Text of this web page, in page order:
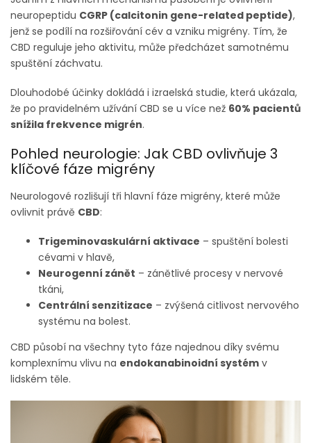
neuropeptidu CGRP (calcitonin gene-related peptide),
jenž se podílí na rozšiřování cév a vzniku migrény. Tím, že
CBD reguluje jeho aktivitu, může předcházet samotnému
spuštění záchvatu.
Dlouhodobé účinky dokládá i izraelská studie, která ukázala,
že po pravidelném užívání CBD se u více než 60% pacientů
snížila frekvence migrén.
Pohled neurologie: Jak CBD ovlivňuje 3
klíčové fáze migrény
Neurologové rozlišují tři hlavní fáze migrény, které může
ovlivnit právě CBD:
Trigeminovaskulární aktivace – spuštění bolesti
cévami v hlavě,
Neurogenní zánět – zánětlivé procesy v nervové
tkáni,
Centrální senzitizace – zvýšená citlivost nervového
systému na bolest.
CBD působí na všechny tyto fáze najednou díky svému
komplexnímu vlivu na endokanabinoidní systém v
lidském těle.